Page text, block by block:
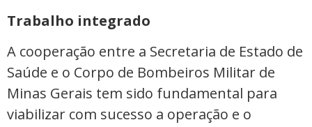
Trabalho integrado
A cooperação entre a Secretaria de Estado de
Saúde e o Corpo de Bombeiros Militar de
Minas Gerais tem sido fundamental para
viabilizar com sucesso a operação e o